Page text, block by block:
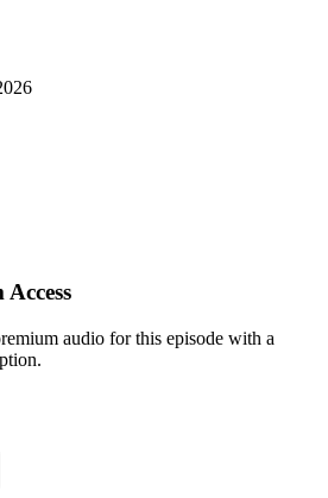
audio for this episode with a